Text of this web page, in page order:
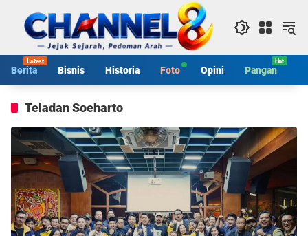
konten
Berita Bisnis Historia Foto Opini Pangan
Teladan Soeharto